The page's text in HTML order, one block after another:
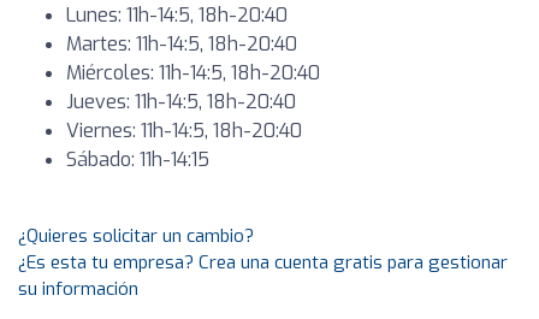
Lunes: 11h-14:5, 18h-20:40
Martes: 11h-14:5, 18h-20:40
Miércoles: 11h-14:5, 18h-20:40
Jueves: 11h-14:5, 18h-20:40
Viernes: 11h-14:5, 18h-20:40
Sábado: 11h-14:15
¿Quieres solicitar un cambio?
¿Es esta tu empresa? Crea una cuenta gratis para gestionar
su información